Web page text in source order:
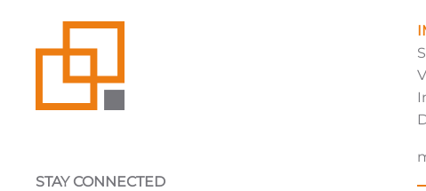
STAY CONNECTED